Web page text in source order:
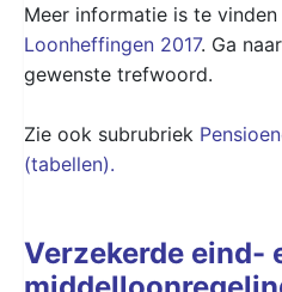
Meer informatie is te vinden
Loonheffingen 2017. Ga
gewenste trefwoord.
Zie ook subrubriek
(tabellen).
Verzekerde eind-